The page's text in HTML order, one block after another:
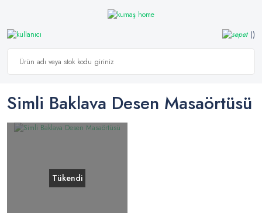
Simli Baklava Desen Masaörtüsü
Tükendi